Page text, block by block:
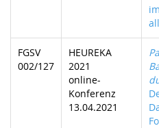
FGSV
002/127
HEUREKA
2021
online-
Konferenz
13.04.2021